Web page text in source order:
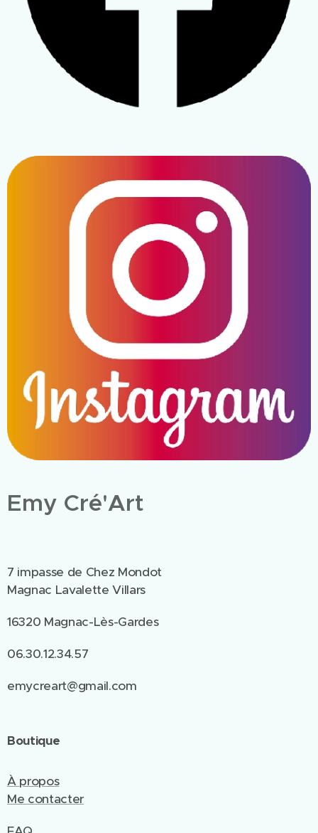
Emy Cré'Art
7 impasse de Chez Mondot
Magnac Lavalette Villars
16320 Magnac-Lès-Gardes
06.30.12.34.57
emycreart@gmail.com
Boutique
À propos
Me contacter